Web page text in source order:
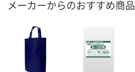
メーカーからのおすすめ商品